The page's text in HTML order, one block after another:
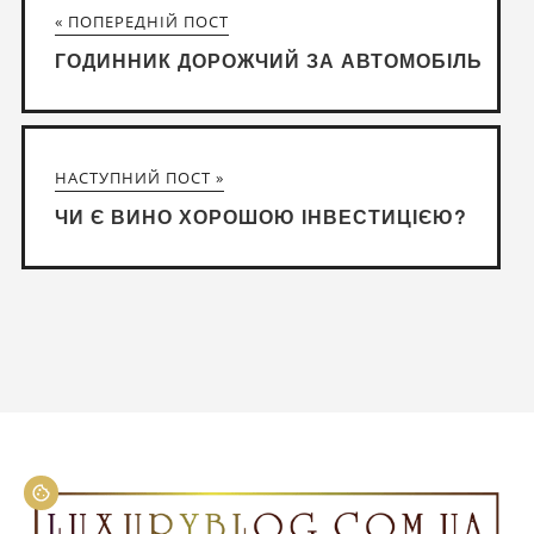
« ПОПЕРЕДНІЙ ПОСТ
ГОДИННИК ДОРОЖЧИЙ ЗА АВТОМОБІЛЬ
НАСТУПНИЙ ПОСТ »
ЧИ Є ВИНО ХОРОШОЮ ІНВЕСТИЦІЄЮ?